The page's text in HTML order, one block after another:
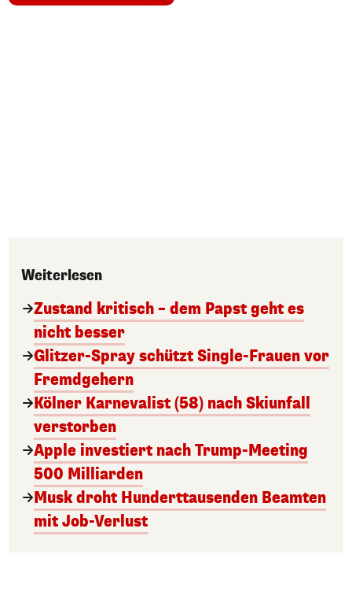
Weiterlesen
Zustand kritisch – dem Papst geht es
nicht besser
Glitzer-Spray schützt Single-Frauen vor
Fremdgehern
Kölner Karnevalist (58) nach Skiunfall
verstorben
Apple investiert nach Trump-Meeting
500 Milliarden
Musk droht Hunderttausenden Beamten
mit Job-Verlust